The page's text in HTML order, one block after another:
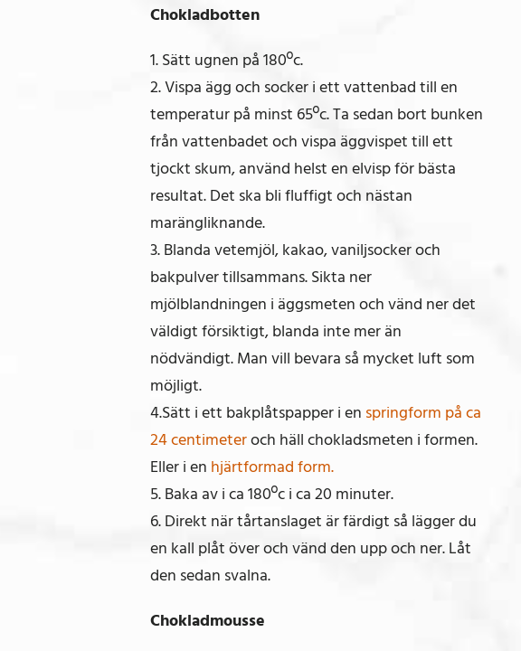
Chokladbotten
1. Sätt ugnen på 180ºc.
2. Vispa ägg och socker i ett vattenbad till en
temperatur på minst 65ºc. Ta sedan bort bunken
från vattenbadet och vispa äggvispet till ett
tjockt skum, använd helst en elvisp för bästa
resultat. Det ska bli fluffigt och nästan
marängliknande.
3. Blanda vetemjöl, kakao, vaniljsocker och
bakpulver tillsammans. Sikta ner
mjölblandningen i äggsmeten och vänd ner det
väldigt försiktigt, blanda inte mer än
nödvändigt. Man vill bevara så mycket luft som
möjligt.
4.Sätt i ett bakplåtspapper i en springform på ca
24 centimeteroch häll chokladsmeten i formen.
Eller i en hjärtformad form.
5. Baka av i ca 180ºc i ca 20 minuter.
6. Direkt när tårtanslaget är färdigt så lägger du
en kall plåt över och vänd den upp och ner. Låt
den sedan svalna.
Chokladmousse